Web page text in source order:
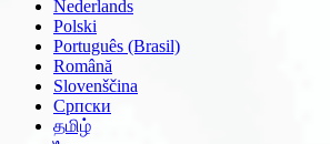
Nederlands
Polski
Português (Brasil)
Română
Slovenščina
Српски
தமிழ்